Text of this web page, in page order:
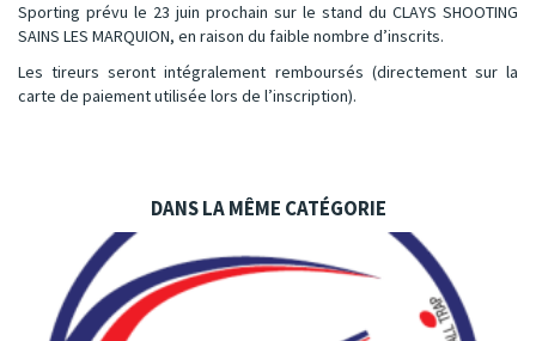
Sporting prévu le 23 juin prochain sur le stand du CLAYS SHOOTING
SAINS LES MARQUION, en raison du faible nombre d’inscrits.
Les tireurs seront intégralement remboursés (directement sur la
carte de paiement utilisée lors de l’inscription).
DANS LA MÊME CATÉGORIE